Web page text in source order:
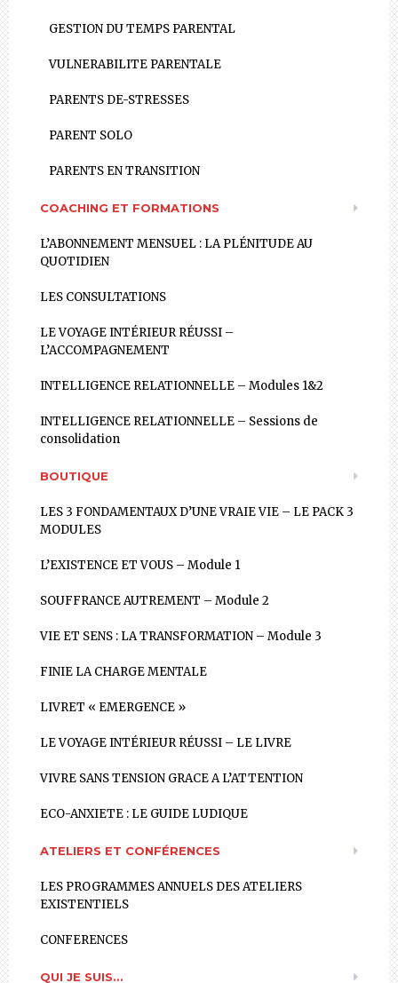
GESTION DU TEMPS PARENTAL
VULNERABILITE PARENTALE
PARENTS DE-STRESSES
PARENT SOLO
PARENTS EN TRANSITION
COACHING ET FORMATIONS
L’ABONNEMENT MENSUEL : LA PLÉNITUDE AU
QUOTIDIEN
LES CONSULTATIONS
LE VOYAGE INTÉRIEUR RÉUSSI –
L’ACCOMPAGNEMENT
INTELLIGENCE RELATIONNELLE – Modules 1&2
INTELLIGENCE RELATIONNELLE – Sessions de
consolidation
BOUTIQUE
LES 3 FONDAMENTAUX D’UNE VRAIE VIE – LE PACK 3
MODULES
L’EXISTENCE ET VOUS – Module 1
SOUFFRANCE AUTREMENT – Module 2
VIE ET SENS : LA TRANSFORMATION – Module 3
FINIE LA CHARGE MENTALE
LIVRET « EMERGENCE »
LE VOYAGE INTÉRIEUR RÉUSSI – LE LIVRE
VIVRE SANS TENSION GRACE A L’ATTENTION
ECO-ANXIETE : LE GUIDE LUDIQUE
ATELIERS ET CONFÉRENCES
LES PROGRAMMES ANNUELS DES ATELIERS
EXISTENTIELS
CONFERENCES
QUI JE SUIS…